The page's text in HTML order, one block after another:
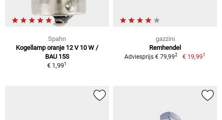
Spahn
Kogellamp oranje 12 V 10 W /
BAU 15S
€ 1,991
gazzini
Remhendel
Adviesprijs € 79,992 € 19,991